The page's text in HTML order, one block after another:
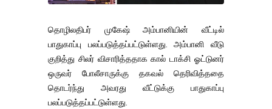
தொழிலதிபர் முகேஷ் அம்பானியின் வீட்டில்
பாதுகாப்பு பலப்படுத்தப்பட்டுள்ளது. அம்பானி வீடு
குறித்து சிலர் விசாரித்ததாக கால் டாக்சி ஓட்டுனர்
ஒருவர் போலீசாருக்கு தகவல் தெரிவித்ததை
தொடர்ந்து அவரது வீட்டுக்கு பாதுகாப்பு
பலப்படுத்தப்பட்டுள்ளது.